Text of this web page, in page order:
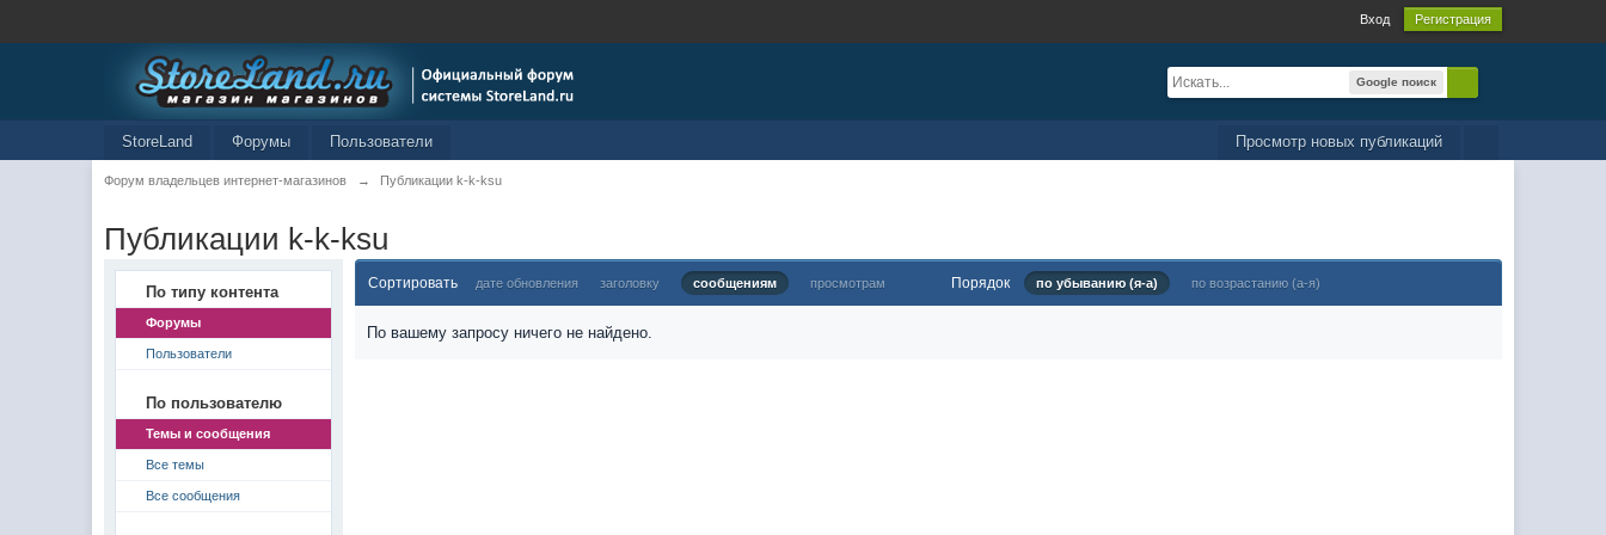
Вход Регистрация
Google поиск
Просмотр новых публикаций
StoreLand Форумы Пользователи
Форум владельцев интернет-магазинов → Публикации k-k-ksu
Публикации k-k-ksu
По типу контента
Форумы
Пользователи
По пользователю
Темы и сообщения
Все темы
Все сообщения
Сортировать дате обновления заголовку сообщениям просмотрам Порядок по убыванию (я-а) по возрастанию (а-я)
По вашему запросу ничего не найдено.